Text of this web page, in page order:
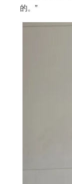
的。”